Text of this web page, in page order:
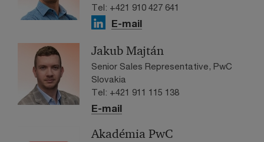
Tel: +421 910 427 641
E-mail
Jakub Majtán
Senior Sales Representative, PwC
Slovakia
Tel: +421 911 115 138
E-mail
Akadémia PwC